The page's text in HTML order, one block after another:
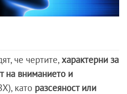
че чертите, характерни за
на вниманието и
като разсеяност или